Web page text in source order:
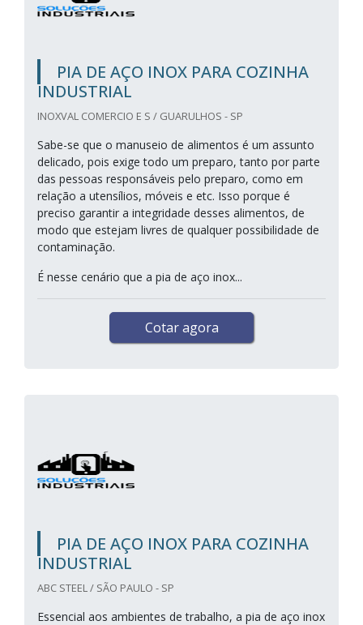
PIA DE AÇO INOX PARA COZINHA
INDUSTRIAL
INOXVAL COMERCIO E S / GUARULHOS - SP
Sabe-se que o manuseio de alimentos é um assunto
delicado, pois exige todo um preparo, tanto por parte
das pessoas responsáveis pelo preparo, como em
relação a utensílios, móveis e etc. Isso porque é
preciso garantir a integridade desses alimentos, de
modo que estejam livres de qualquer possibilidade de
contaminação.
É nesse cenário que a pia de aço inox...
Cotar agora
PIA DE AÇO INOX PARA COZINHA
INDUSTRIAL
ABC STEEL / SÃO PAULO - SP
Essencial aos ambientes de trabalho, a pia de aço inox